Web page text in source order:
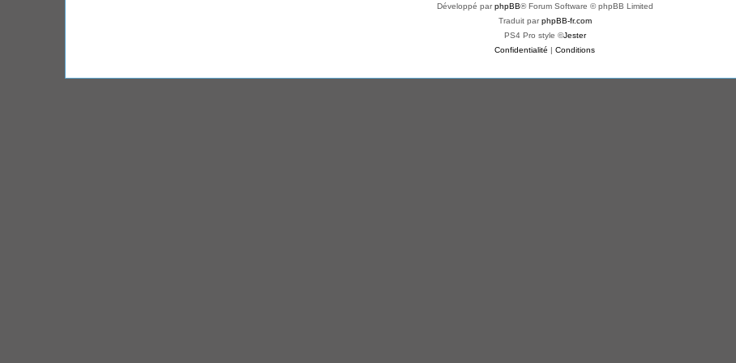
Développé parphpBB® Forum Software © phpBB Limited
Traduit parphpBB-fr.com
PS4 Pro style ©Jester
Confidentialité | Conditions